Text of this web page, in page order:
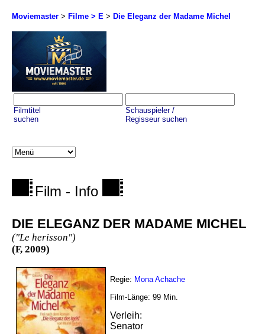
Moviemaster > Filme > E > Die Eleganz der Madame Michel
Filmtitel
suchen
Schauspieler /
Regisseur suchen
Film - Info
DIE ELEGANZ DER MADAME MICHEL
("Le herisson")
(F, 2009)
Regie: Mona Achache
Film-Länge: 99 Min.
Verleih:
Senator